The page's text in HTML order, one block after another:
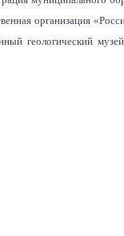
организация
геологический